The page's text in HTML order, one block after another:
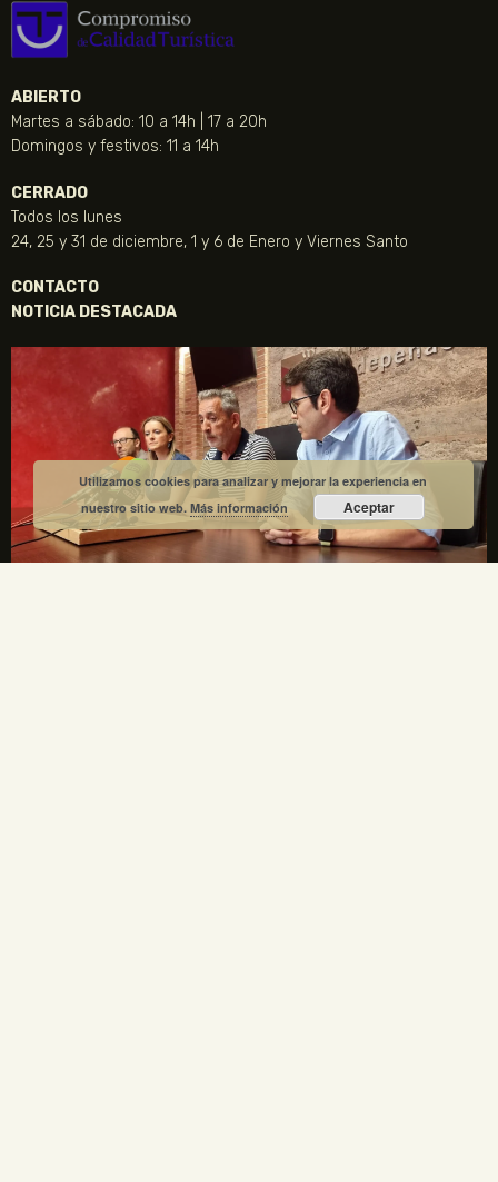
ABIERTO
Martes a sábado: 10 a 14h | 17 a 20h
Domingos y festivos: 11 a 14h
CERRADO
Todos los lunes
24, 25 y 31 de diciembre, 1 y 6 de Enero y Viernes Santo
CONTACTO
NOTICIA DESTACADA
Utilizamos cookies para analizar y mejorar la experiencia en
nuestro sitio web.Más información Aceptar